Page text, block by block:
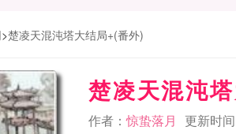
>楚凌天混沌塔大结局+(番外)
楚凌天混沌
作者：惊蛰落月 更新时